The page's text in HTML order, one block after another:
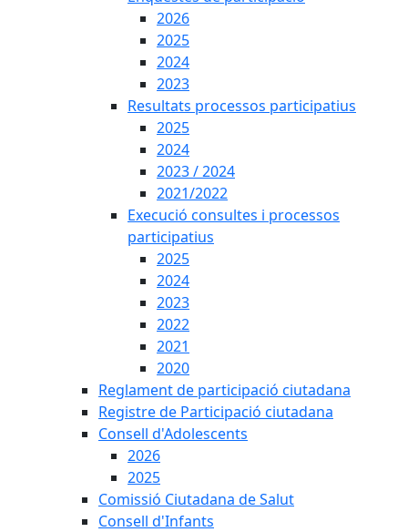
2026
2025
2024
2023
Resultats processos participatius
2025
2024
2023 / 2024
2021/2022
Execució consultes i processos
participatius
2025
2024
2023
2022
2021
2020
Reglament de participació ciutadana
Registre de Participació ciutadana
Consell d'Adolescents
2026
2025
Comissió Ciutadana de Salut
Consell d'Infants